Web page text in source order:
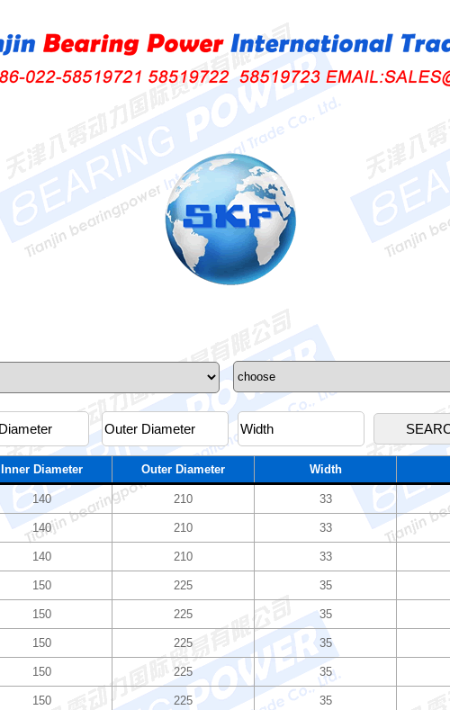
Inner Diameter Outer Diameter Width
140 210 33
140 210 33
140 210 33
150 225 35
150 225 35
150 225 35
150 225 35
150 225 35